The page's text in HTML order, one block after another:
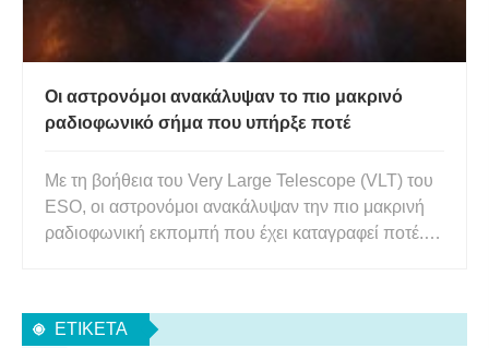
Οι αστρονόμοι ανακάλυψαν το πιο μακρινό
ραδιοφωνικό σήμα που υπήρξε ποτέ
Με τη βοήθεια του Very Large Telescope (VLT) του
ESO, οι αστρονόμοι ανακάλυψαν την πιο μακρινή
ραδιοφωνική εκπομπή που έχει καταγραφεί ποτέ. Η
φτάσει σε εμάς. Αυτό σημαίνει ότι υπήρχε όταν το
Σύμπαν ήταν μόλι
ΕΤΙΚΈΤΑ